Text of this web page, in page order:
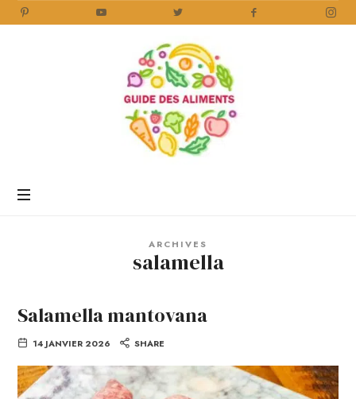
Aliments
ARCHIVES
salamella
Salamella mantovana
14 JANVIER 2026 SHARE